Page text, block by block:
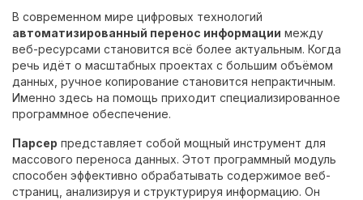
В современном мире цифровых технологий
автоматизированный перенос информации между
веб-ресурсами становится всё более актуальным. Когда
речь идёт о масштабных проектах с большим объёмом
данных, ручное копирование становится непрактичным.
Именно здесь на помощь приходит специализированное
программное обеспечение.
Парсер представляет собой мощный инструмент для
массового переноса данных. Этот программный модуль
способен эффективно обрабатывать содержимое веб-
страниц, анализируя и структурируя информацию. Он